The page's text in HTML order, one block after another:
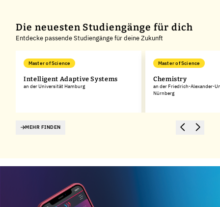
Die neuesten Studiengänge für dich
Entdecke passende Studiengänge für deine Zukunft
Master of Science
Intelligent Adaptive Systems
an der Universität Hamburg
Master of Science
Chemistry
an der Friedrich-Alexander-
Nürnberg
MEHR FINDEN